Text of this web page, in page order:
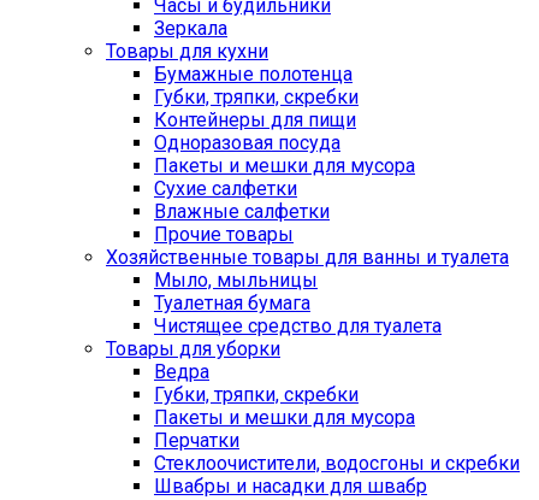
Часы и будильники
Зеркала
Товары для кухни
Бумажные полотенца
Губки, тряпки, скребки
Контейнеры для пищи
Одноразовая посуда
Пакеты и мешки для мусора
Сухие салфетки
Влажные салфетки
Прочие товары
Хозяйственные товары для ванны и туалета
Мыло, мыльницы
Туалетная бумага
Чистящее средство для туалета
Товары для уборки
Ведра
Губки, тряпки, скребки
Пакеты и мешки для мусора
Перчатки
Стеклоочистители, водосгоны и скребки
Швабры и насадки для швабр